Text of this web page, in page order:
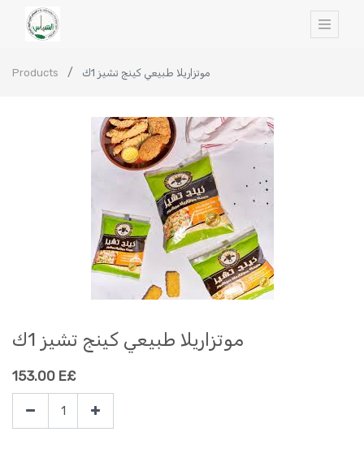
Products موتزاريلا طبيعي كينج تشيز 1ك
موتزاريلا طبيعي كينج تشيز 1ك
153.00 E£